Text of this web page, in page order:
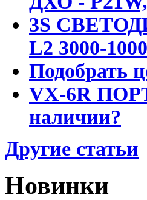
3S
L2 3000-
Подобрать
VX-6R
наличии?
Другие статьи
Новинки